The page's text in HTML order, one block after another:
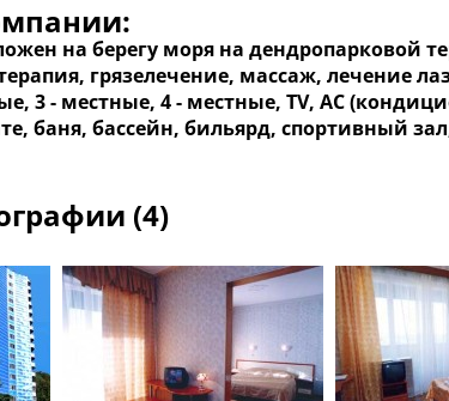
на берегу моря на дендропарковой
грязелечение, массаж, лечение
3 - местные, 4 - местные, TV, AC
баня, бассейн, бильярд, спортивный
(4)